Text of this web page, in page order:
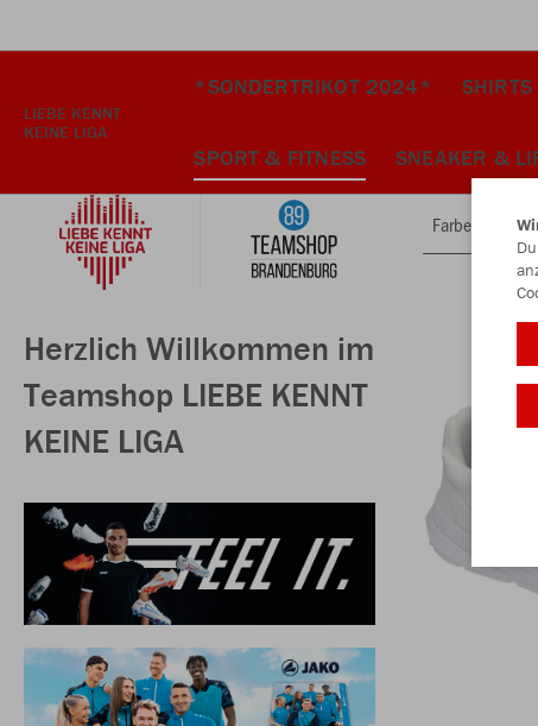
LIEBE KENNT
KEINE LIGA
*SONDERTRIKOT 2024*
SPORT & FITNESS SNEAKER &
Herzlich Willkommen im
Teamshop LIEBE KENNT
KEINE LIGA
Farbe